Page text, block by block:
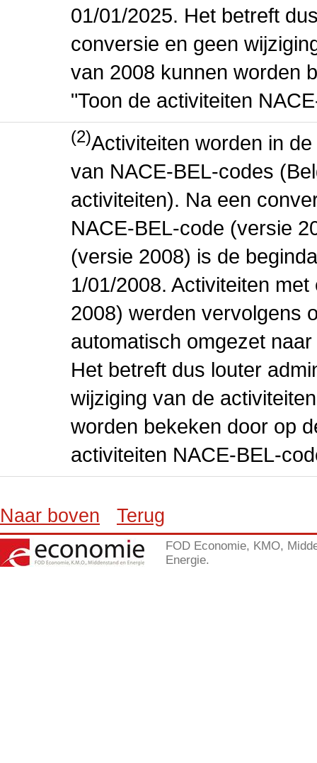
01/01/2025. Het betreft
conversie en geen
van 2008 kunnen worden
"Toon de activiteiten
(2)Activiteiten worden in
van NACE-BEL-codes
activiteiten). Na een
NACE-BEL-code (versie
(versie 2008) is de
1/01/2008. Activiteiten
2008) werden vervolgens
automatisch omgezet
Het betreft dus louter
wijziging van de
worden bekeken door op
activiteiten NACE-BEL-
Naar boven Terug
FOD Economie, KMO,
Energie.